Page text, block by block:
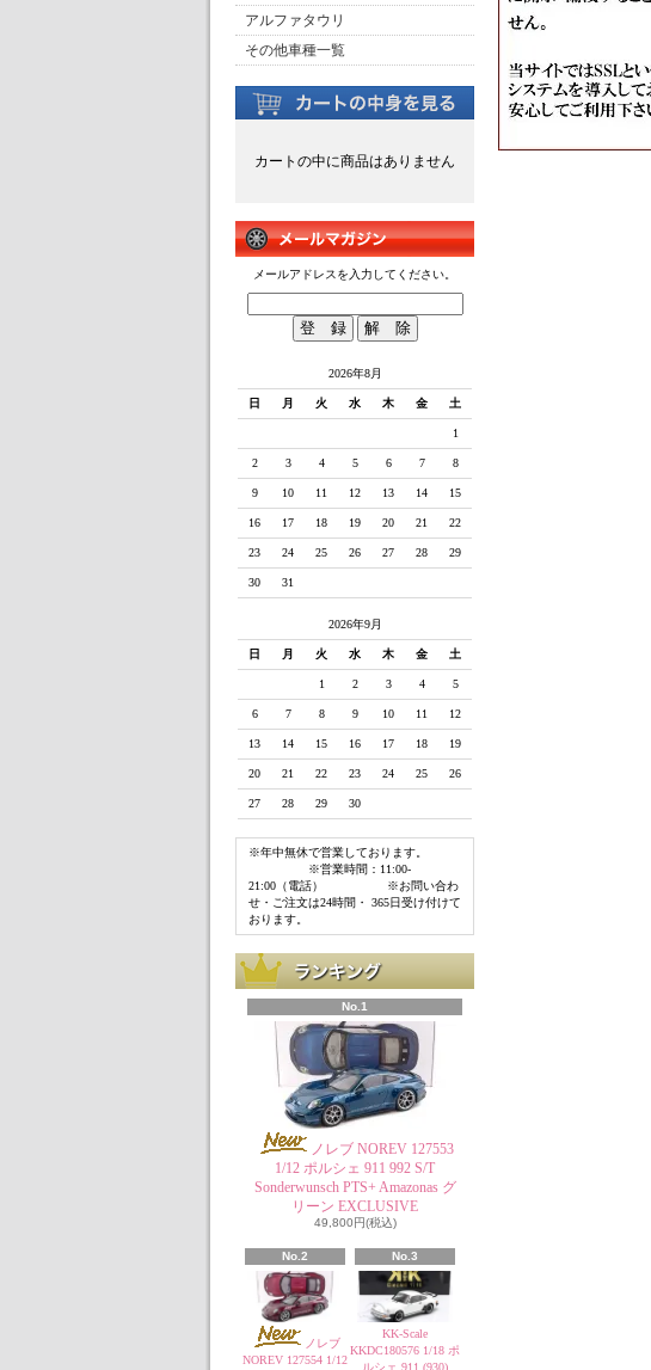
アルファタウリ
その他車種一覧
カートの中に商品はありません
メールアドレスを入力してください。
2026年8月
日 月 火 水 木 金 土
1
2 3 4 5 6 7 8
9 10 11 12 13 14 15
16 17 18 19 20 21 22
23 24 25 26 27 28 29
30 31
2026年9月
日 月 火 水 木 金 土
1 2 3 4 5
6 7 8 9 10 11 12
13 14 15 16 17 18 19
20 21 22 23 24 25 26
27 28 29 30
※年中無休で営業しております。
※営業時間：11:00-
21:00（電話） ※お問い合わ
せ・ご注文は24時間・ 365日受け付けて
おります。
No.1
ノレブ NOREV 127553
1/12 ポルシェ 911 992 S/T
Sonderwunsch PTS+ Amazonas グ
リーン EXCLUSIVE
49,800円(税込)
No.2
ノレブ
NOREV 127554 1/12
No.3
KK-Scale
KKDC180576 1/18 ポ
ルシェ 911 (930)